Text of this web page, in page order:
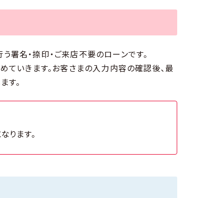
署名・捺印・ご来店不要のローンです。
いきます。お客さまの入力内容の確認後、最
す。
ます。